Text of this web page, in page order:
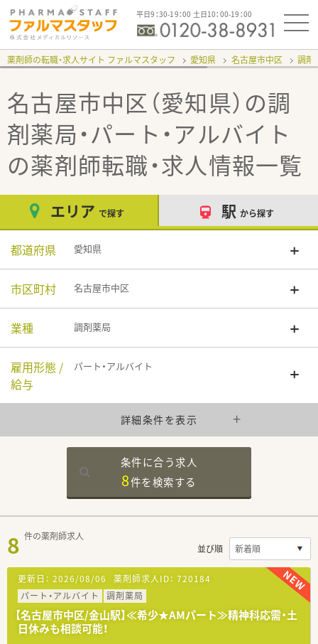
平日9：30-19：00 土日10：00-19：00
薬剤師の転職・求人サイト ファルマスタッフ 愛知県 名古屋市中区 調剤
名古屋市中区（愛知県）の調
剤薬局・パート・アルバイト
の薬剤師転職・求人情報一覧
エリア で探す 駅 から探す
都道府県 愛知県
市区町村 名古屋市中区
業種 調剤薬局
雇用形態 /
給与
パート・アルバイト
詳細条件を表示
条件に合う求人
8件を検索する
8 件の薬剤師求人
並び順
更新日： 2026/08/06 薬剤師求人ID： 720184
パート・アルバイト
調剤薬局
【名古屋市中区/金山駅】≪希少★AMパート≫精神科応需・土
日休みも相談可能！